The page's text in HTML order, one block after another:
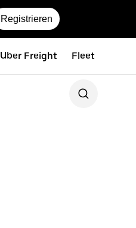
Registrieren
Uber Freight Fleet